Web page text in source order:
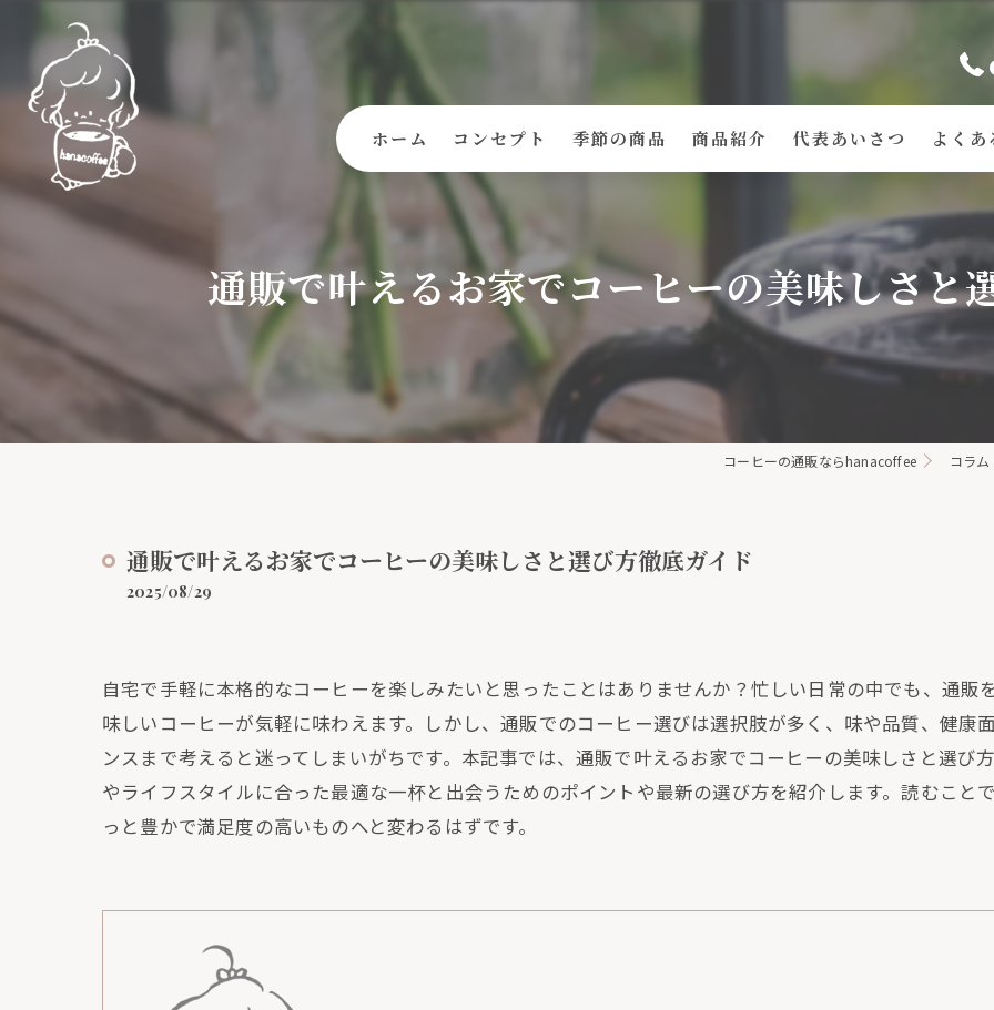
ホーム コンセプト 季節の商品 商品紹介 代表あいさつ よく
通販で叶えるお家でコーヒーの美味しさと
コーヒーの通販ならhanacoffee コラム
通販で叶えるお家でコーヒーの美味しさと選び方徹底ガイド
2025/08/29
自宅で手軽に本格的なコーヒーを楽しみたいと思ったことはありませんか？忙しい日常の中でも、通販
味しいコーヒーが気軽に味わえます。しかし、通販でのコーヒー選びは選択肢が多く、味や品質、健康
ンスまで考えると迷ってしまいがちです。本記事では、通販で叶えるお家でコーヒーの美味しさと選び
やライフスタイルに合った最適な一杯と出会うためのポイントや最新の選び方を紹介します。読むこと
っと豊かで満足度の高いものへと変わるはずです。